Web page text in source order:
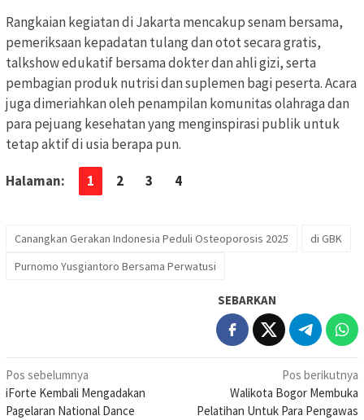
Rangkaian kegiatan di Jakarta mencakup senam bersama,
pemeriksaan kepadatan tulang dan otot secara gratis,
talkshow edukatif bersama dokter dan ahli gizi, serta
pembagian produk nutrisi dan suplemen bagi peserta. Acara
juga dimeriahkan oleh penampilan komunitas olahraga dan
para pejuang kesehatan yang menginspirasi publik untuk
tetap aktif di usia berapa pun.
Halaman: 1 2 3 4
Canangkan Gerakan Indonesia Peduli Osteoporosis 2025
di GBK
Purnomo Yusgiantoro Bersama Perwatusi
SEBARKAN
Navigasi
pos
Pos sebelumnya
iForte Kembali Mengadakan
Pagelaran National Dance
Pos berikutnya
Walikota Bogor Membuka
Pelatihan Untuk Para Pengawas